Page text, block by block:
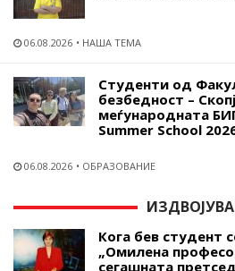
06.08.2026 НАША ТЕМА
Студенти од
безбедност –
меѓународната
Summer School
06.08.2026 ОБРАЗОВАНИЕ
Кога бев студент
„Омилена
сегашната